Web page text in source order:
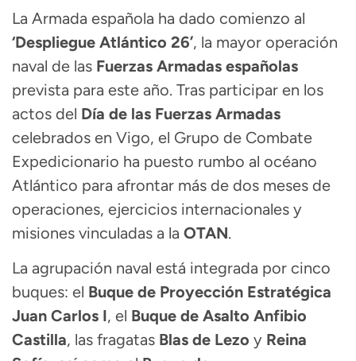
La Armada española ha dado comienzo al
‘Despliegue Atlántico 26’, la mayor operación
naval de las Fuerzas Armadas españolas
prevista para este año. Tras participar en los
actos del Día de las Fuerzas Armadas
celebrados en Vigo, el Grupo de Combate
Expedicionario ha puesto rumbo al océano
Atlántico para afrontar más de dos meses de
operaciones, ejercicios internacionales y
misiones vinculadas a la OTAN.
La agrupación naval está integrada por cinco
buques: el Buque de Proyección Estratégica
Juan Carlos I, el Buque de Asalto Anfibio
Castilla, las fragatas Blas de Lezo y Reina